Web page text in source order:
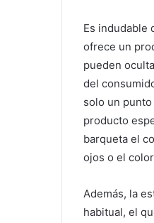
Es indudable
ofrece un
pueden
del
solo un
producto
barqueta el
ojos o el
Además, la
habitual, el